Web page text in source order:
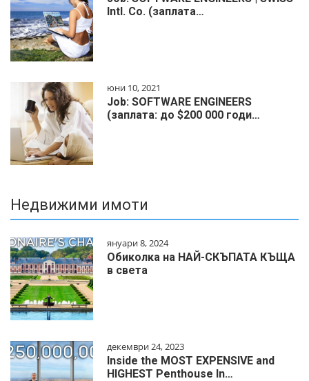
Intl. Co. (заплата…
юни 10, 2021
Job: SOFTWARE ENGINEERS
(заплата: до $200 000 годи…
Недвижими имоти
януари 8, 2024
Обиколка на НАЙ-СКЪПАТА КЪЩА
в света
декември 24, 2023
Inside the MOST EXPENSIVE and
HIGHEST Penthouse In…